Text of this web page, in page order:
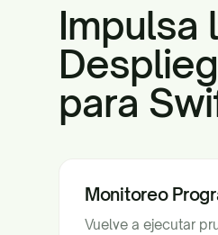
Impulsa
para
Monitoreo
Vuelve a ejecutar